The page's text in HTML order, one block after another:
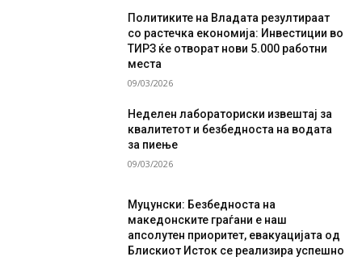
Политиките на Владата резултираат
со растечка економија: Инвестиции во
ТИРЗ ќе отворат нови 5.000 работни
места
09/03/2026
Неделен лабораториски извештај за
квалитетот и безбедноста на водата
за пиење
09/03/2026
Муцунски: Безбедноста на
македонските граѓани е наш
апсолутен приоритет, евакуацијата од
Блискиот Исток се реализира успешно